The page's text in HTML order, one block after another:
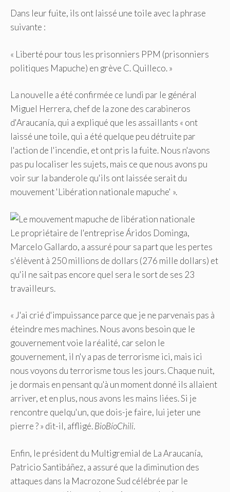
Dans leur fuite, ils ont laissé une toile avec la phrase
suivante :
« Liberté pour tous les prisonniers PPM (prisonniers
politiques Mapuche) en grève C. Quilleco. »
La nouvelle a été confirmée ce lundi par le général
Miguel Herrera, chef de la zone des carabineros
d'Araucanía, qui a expliqué que les assaillants « ont
laissé une toile, qui a été quelque peu détruite par
l'action de l'incendie, et ont pris la fuite. Nous n'avons
pas pu localiser les sujets, mais ce que nous avons pu
voir sur la banderole qu'ils ont laissée serait du
mouvement 'Libération nationale mapuche' ».
Le propriétaire de l'entreprise Áridos Dominga,
Marcelo Gallardo, a assuré pour sa part que les pertes
s'élèvent à 250 millions de dollars (276 mille dollars) et
qu'il ne sait pas encore quel sera le sort de ses 23
travailleurs.
« J'ai crié d'impuissance parce que je ne parvenais pas à
éteindre mes machines. Nous avons besoin que le
gouvernement voie la réalité, car selon le
gouvernement, il n'y a pas de terrorisme ici, mais ici
nous voyons du terrorisme tous les jours. Chaque nuit,
je dormais en pensant qu'à un moment donné ils allaient
arriver, et en plus, nous avons les mains liées. Si je
rencontre quelqu'un, que dois-je faire, lui jeter une
pierre ? » dit-il, affligé.BioBíoChili.
Enfin, le président du Multigremial de La Araucanía,
Patricio Santibáñez, a assuré que la diminution des
attaques dans la Macrozone Sud célébrée par le